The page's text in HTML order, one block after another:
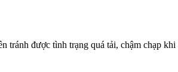
tránh được tình trạng quá tải, chậm chạp